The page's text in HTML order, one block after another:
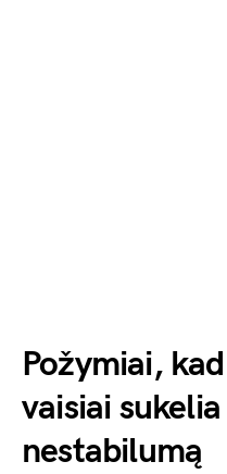
Požymiai,
vaisiai
nestabilumą